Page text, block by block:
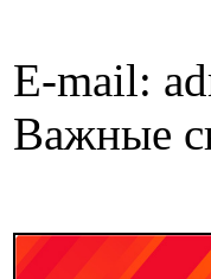
E-mail:
Важные